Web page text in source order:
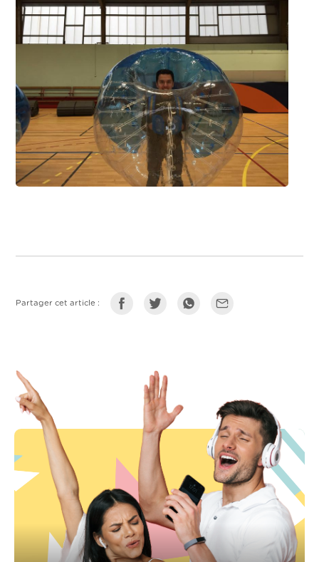
Partager cet article :